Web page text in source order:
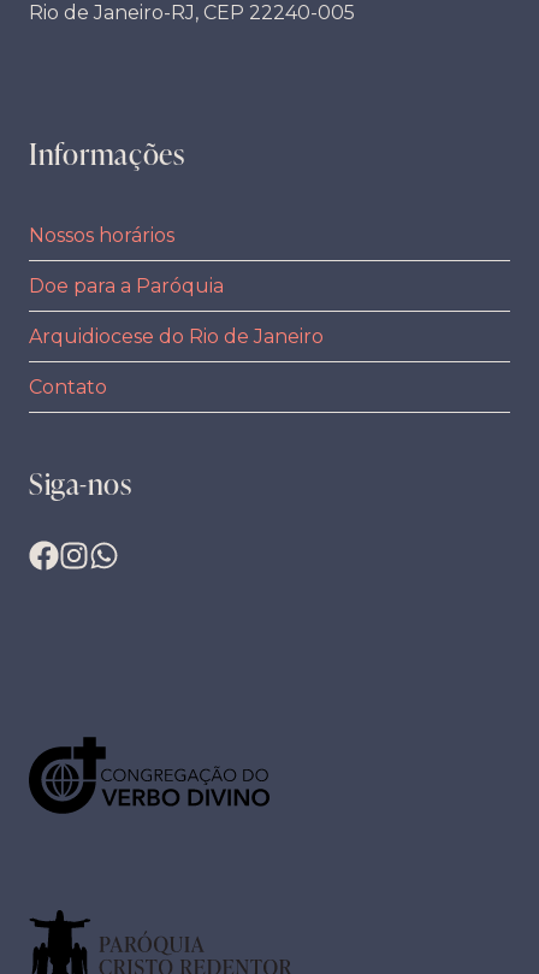
Rio de Janeiro-RJ, CEP 22240-005
Informações
Nossos horários
Doe para a Paróquia
Arquidiocese do Rio de Janeiro
Contato
Siga-nos